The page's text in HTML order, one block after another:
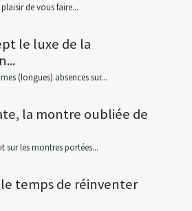
de vous faire...
le luxe de la
(longues) absences sur...
la montre oubliée de
sur les montres portées...
temps de réinventer